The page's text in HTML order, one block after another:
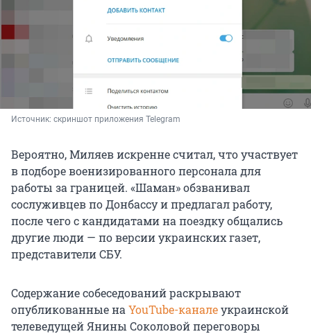
Источник: скриншот приложения Telegram
Вероятно, Миляев искренне считал, что участвует
в подборе военизированного персонала для
работы за границей. «Шаман» обзванивал
сослуживцев по Донбассу и предлагал работу,
после чего с кандидатами на поездку общались
другие люди — по версии украинских газет,
представители СБУ.
Содержание собеседований раскрывают
опубликованные на YouTube-каналеукраинской
телеведущей Янины Соколовой переговоры